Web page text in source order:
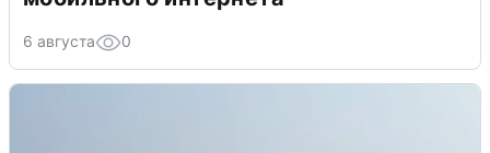
6 августа 0